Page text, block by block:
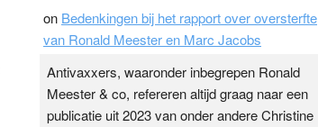
on Bedenkingen bij het rapport over oversterfte
van Ronald Meester en Marc Jacobs
Antivaxxers, waaronder inbegrepen Ronald
Meester & co, refereren altijd graag naar een
publicatie uit 2023 van onder andere Christine